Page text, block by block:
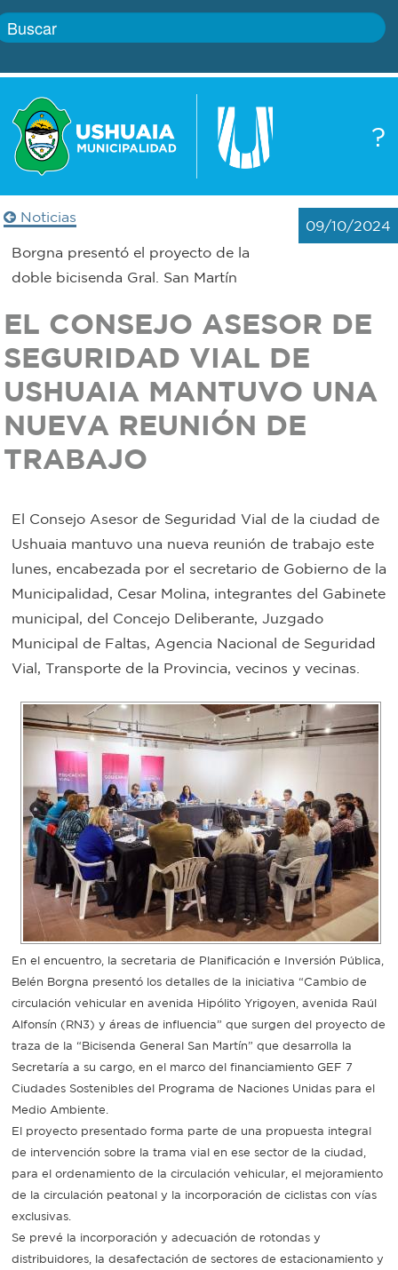
?
Boletín
Defensa
civil
Bromatología
Municipal
Mi
bondi
Recorrido
colectivos
Recarga
SUBE
Gobierno
Actualidad
Correo
Personal
Noticias
09/10/2024
Borgna presentó el proyecto de la
doble bicisenda Gral. San Martín
EL CONSEJO ASESOR DE
SEGURIDAD VIAL DE
USHUAIA MANTUVO UNA
NUEVA REUNIÓN DE
TRABAJO
El Consejo Asesor de Seguridad Vial de la ciudad de
Ushuaia mantuvo una nueva reunión de trabajo este
lunes, encabezada por el secretario de Gobierno de la
Municipalidad, Cesar Molina, integrantes del Gabinete
municipal, del Concejo Deliberante, Juzgado
Municipal de Faltas, Agencia Nacional de Seguridad
Vial, Transporte de la Provincia, vecinos y vecinas.
En el encuentro, la secretaria de Planificación e Inversión Pública,
Belén Borgna presentó los detalles de la iniciativa “Cambio de
circulación vehicular en avenida Hipólito Yrigoyen, avenida Raúl
Alfonsín (RN3) y áreas de influencia” que surgen del proyecto de
traza de la “Bicisenda General San Martín” que desarrolla la
Secretaría a su cargo, en el marco del financiamiento GEF 7
Ciudades Sostenibles del Programa de Naciones Unidas para el
Medio Ambiente.
El proyecto presentado forma parte de una propuesta integral
de intervención sobre la trama vial en ese sector de la ciudad,
para el ordenamiento de la circulación vehicular, el mejoramiento
de la circulación peatonal y la incorporación de ciclistas con vías
exclusivas.
Se prevé la incorporación y adecuación de rotondas y
distribuidores, la desafectación de sectores de estacionamiento y